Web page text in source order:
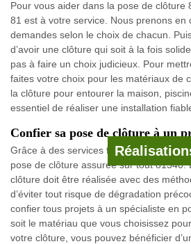
Pour vous aider dans la pose de clôture
81 est à votre service. Nous prenons en
demandes selon le choix de chacun.
d’avoir une clôture qui soit à la fois
pas à faire un choix judicieux. Pour
faites votre choix pour les matériaux de
la clôture pour entourer la maison,
essentiel de réaliser une installation
Confier sa pose de clôture à un
Grâce à des services fiables, Elagage
pose de clôture assurée sur tout 81340.
clôture doit être réalisée avec des
d’éviter tout risque de dégradation
confier tous projets à un spécialiste en
soit le matériau que vous choisissez
votre clôture, vous pouvez bénéficier